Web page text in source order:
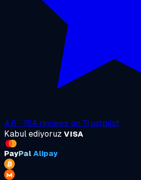
4.6 · 764 reviews on Trustpilot
Kabul ediyoruz VISA
PayPal Alipay